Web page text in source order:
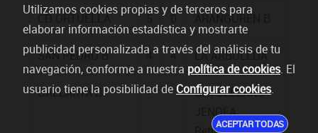
CD ORTUELLA 5 0 ARANGUREN B
SAN PEDRO B 4 4 LA ARBOLEDA
GALLARTA B -
ORTUELLAKO
JENDEA
Utilizamos cookies propias y de terceros para
elaborar información estadística y mostrarte
publicidad personalizada a través del análisis de tu
navegación, conforme a nuestra política de cookies. El
usuario tiene la posibilidad de Configurar cookies.
ACEPTAR TODAS